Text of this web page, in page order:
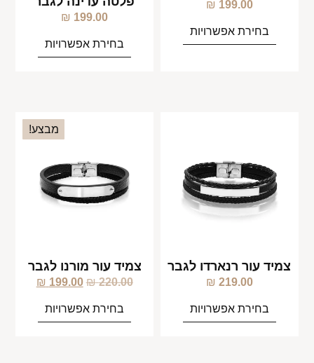
199.00
₪
בחירת אפשרויות
199.00
₪
בחירת אפשרויות
צמיד עור רנארדו לגבר
219.00
₪
בחירת אפשרויות
מבצע!
צמיד עור מורנו לגבר
220.00
₪
199.00
₪
בחירת אפשרויות